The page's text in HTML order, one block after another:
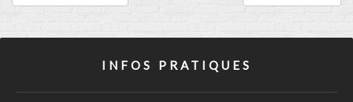
INFOS PRATIQUES